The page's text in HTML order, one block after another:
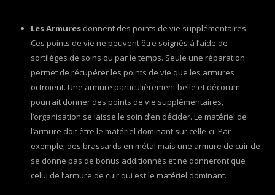
Les Armuresdonnent des points de vie supplémentaires.
Ces points de vie ne peuvent être soignés à l’aide de
sortilèges de soins ou par le temps. Seule une réparation
permet de récupérer les points de vie que les armures
octroient. Une armure particulièrement belle et décorum
pourrait donner des points de vie supplémentaires,
l’organisation se laisse le soin d’en décider. Le matériel de
l’armure doit être le matériel dominant sur celle-ci. Par
exemple; des brassards en métal mais une armure de cuir de
se donne pas de bonus additionnés et ne donneront que
celui de l’armure de cuir qui est le matériel dominant.